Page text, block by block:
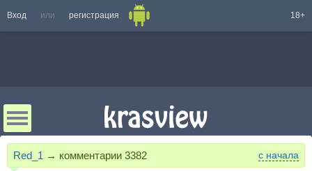
Вход или регистрация 18+
Red_1 → комментарии 3382 с начала